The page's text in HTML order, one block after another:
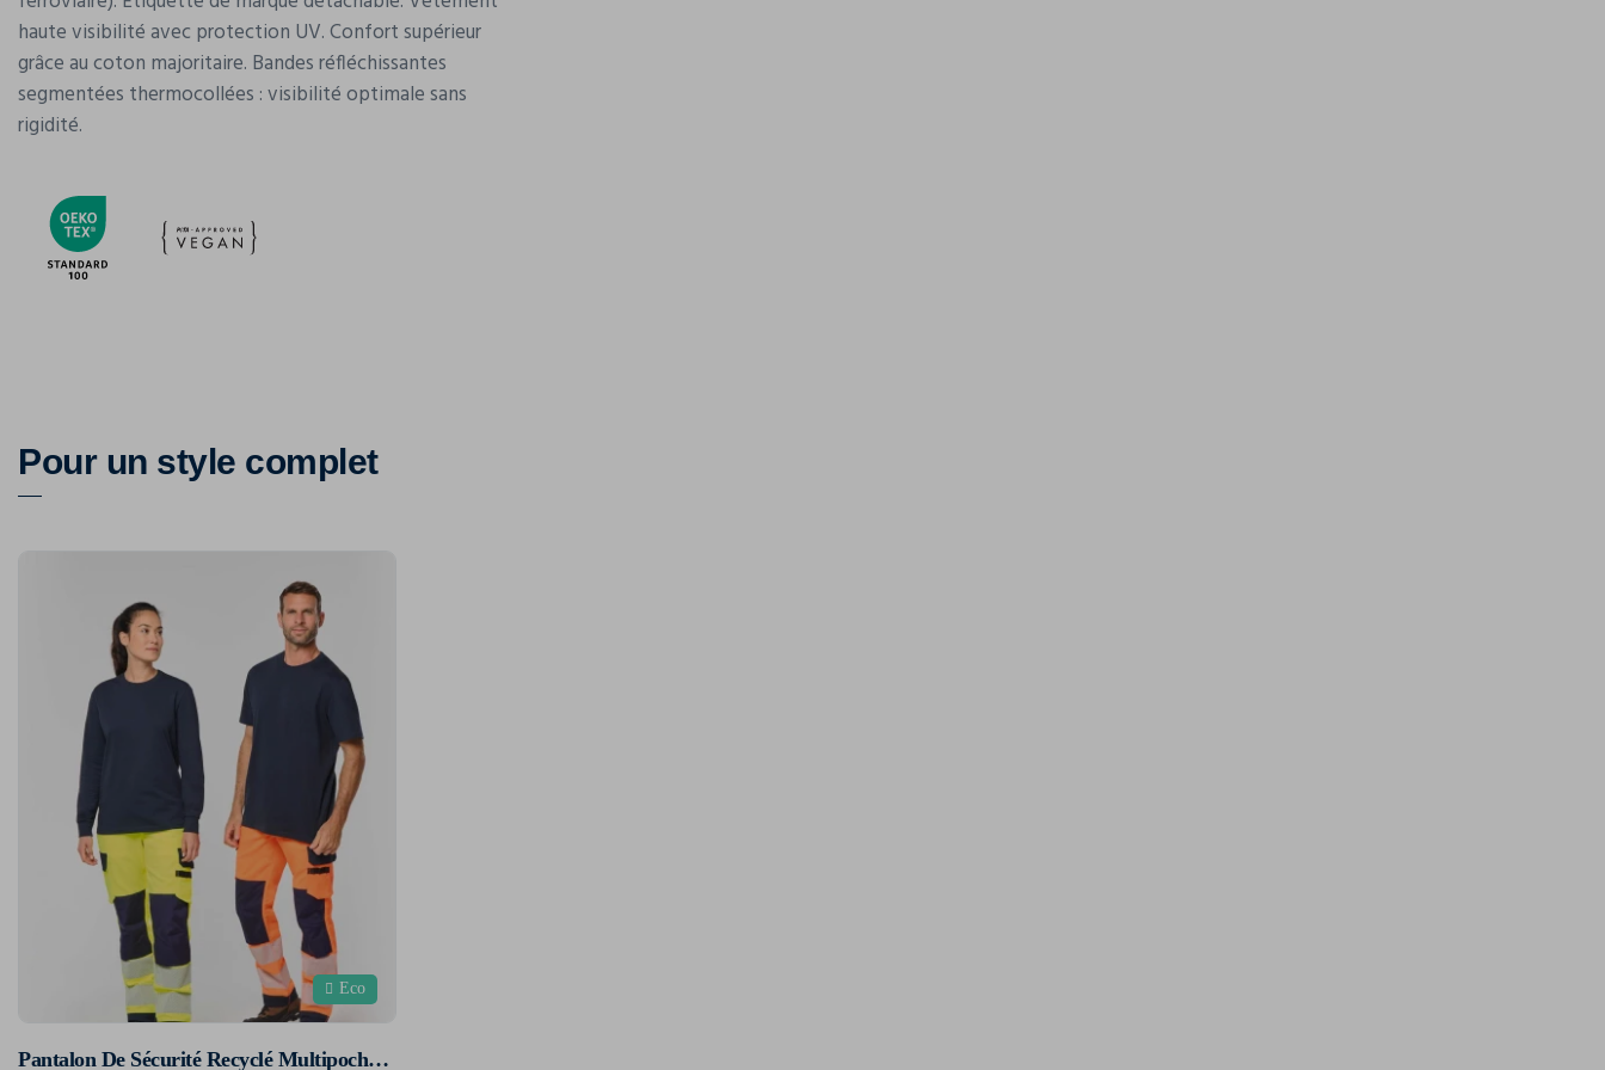
haute visibilité avec protection UV. Confort supérieur
grâce au coton majoritaire. Bandes réfléchissantes
segmentées thermocollées : visibilité optimale sans
rigidité.
Pour un style complet
Eco
Pantalon De Sécurité Recyclé Multipoches Unisexe